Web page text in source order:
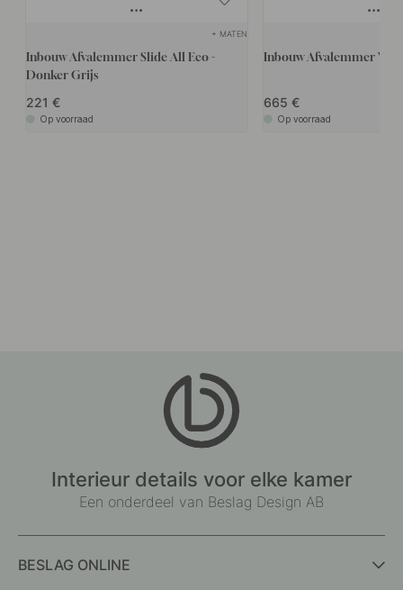
+ MATEN
Inbouw Afvalemmer Slide All Eco -
Donker Grijs
221
Op voorraad
Inbouw Afvalemmer
665
Op voorraad
Interieur details voor elke kamer
Een onderdeel van Beslag Design AB
BESLAG ONLINE